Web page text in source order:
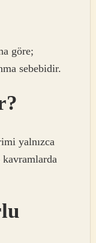
göre;
sebebidir.
yalnızca